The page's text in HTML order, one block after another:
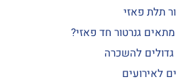
תלת פאזי
גנרטור חד פאזי?
גדולים להשכרה
לאירועים